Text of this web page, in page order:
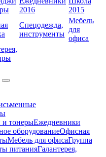
2016
2015
Спецодежда,
инструменты
Мебель
для
офиса
и тонерыЕжедневники
оборудованиеОфисная
Мебель для офисаГруппа
питанияГалантерея,